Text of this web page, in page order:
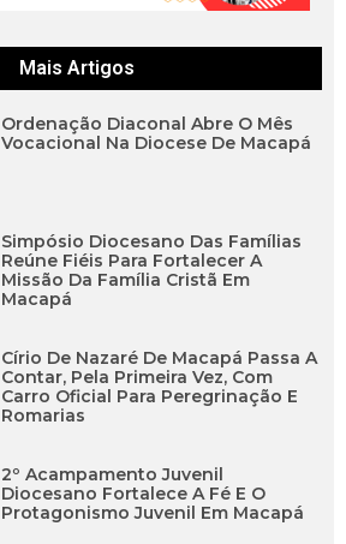
Mais Artigos
Ordenação Diaconal Abre O Mês
Vocacional Na Diocese De Macapá
Simpósio Diocesano Das Famílias
Reúne Fiéis Para Fortalecer A
Missão Da Família Cristã Em
Macapá
Círio De Nazaré De Macapá Passa A
Contar, Pela Primeira Vez, Com
Carro Oficial Para Peregrinação E
Romarias
2º Acampamento Juvenil
Diocesano Fortalece A Fé E O
Protagonismo Juvenil Em Macapá